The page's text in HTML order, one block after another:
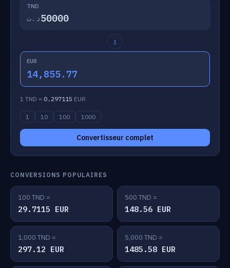
TND
د.ت
↕
EUR
14,855.77
1 TND = 0.297115 EUR
1 10 100 1000
Convertisseur complet
CONVERSIONS POPULAIRES
100 TND =
29.7115 EUR
500 TND =
148.56 EUR
1,000 TND =
297.12 EUR
5,000 TND =
1485.58 EUR